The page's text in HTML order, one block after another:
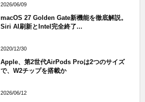
2026/06/09
macOS 27 Golden Gate新機能を徹底解説。
Siri AI刷新とIntel完全終了...
2020/12/30
Apple、第2世代AirPods Proは2つのサイズ
で、W2チップを搭載か
2026/06/12